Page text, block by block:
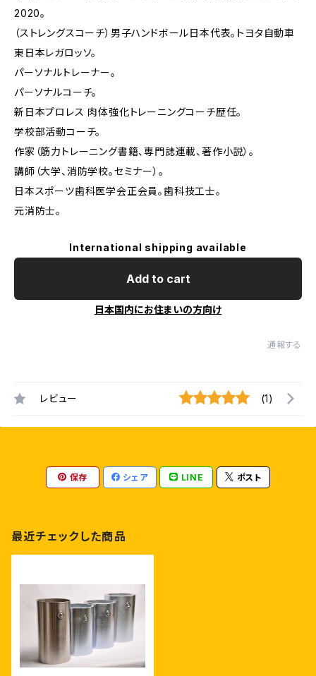
2020。
（ストレングスコーチ）男子ハンドボール日本代表。トヨタ自動車
東日本レガロッソ。
パーソナルトレーナー。
パーソナルコーチ。
新日本プロレス 肉体強化トレーニングコーチ歴任。
学校部活動コーチ。
作家（筋力トレーニング書籍、専門誌連載、著作小説）。
講師（大学、消防学校。セミナー）。
日本スポーツ歯科医学会正会員。歯科技工士。
元消防士。
International shipping available
Add to cart
日本国内にお住まいの方向け
通報する
レビュー (1)
保存 シェア LINE ポスト
最近チェックした商品